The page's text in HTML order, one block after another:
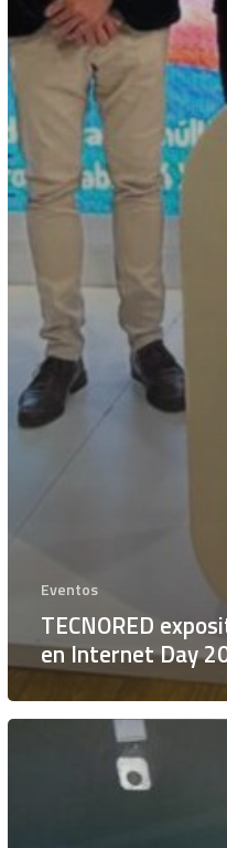
Eventos
TECNORED
en Internet Day